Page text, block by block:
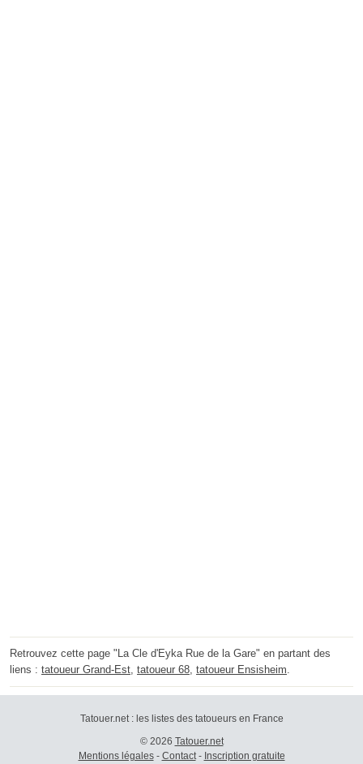
Retrouvez cette page "La Cle d'Eyka Rue de la Gare" en partant des
liens : tatoueur Grand-Est, tatoueur 68, tatoueur Ensisheim.
Tatouer.net : les listes des tatoueurs en France
© 2026 Tatouer.net
Mentions légales- Contact- Inscription gratuite